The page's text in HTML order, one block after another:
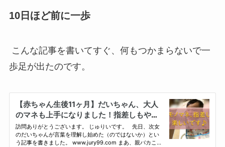
10日ほど前に一歩
こんな記事を書いてすぐ、何もつかまらないで一
歩足が出たのです。